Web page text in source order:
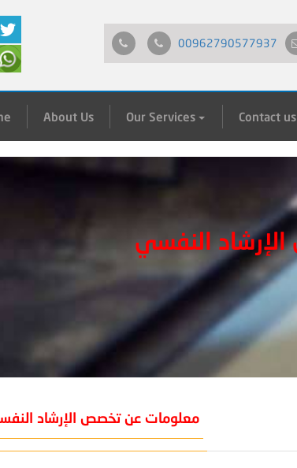
00962790577937
About Us Our Services Contact us
النفسي
معلومات عن تخصص الإرشاد